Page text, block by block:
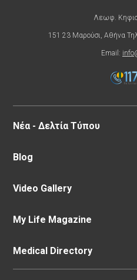
Λεωφ.
151 23 Μαρούσι, Αθήνα
Email:
Νέα - Δελτία Τύπου
Blog
Video Gallery
My Life Magazine
Medical Directory